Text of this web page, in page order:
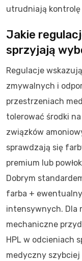
utrudniają
Jakie
sprzyjają
Regulacje
zmywalnych i
przestrzeniach
tolerować środki
związków
sprawdzają się
premium lub
Dobrym
farba +
intensywnych. Dla
mechaniczne
HPL w odcieniach
medyczny